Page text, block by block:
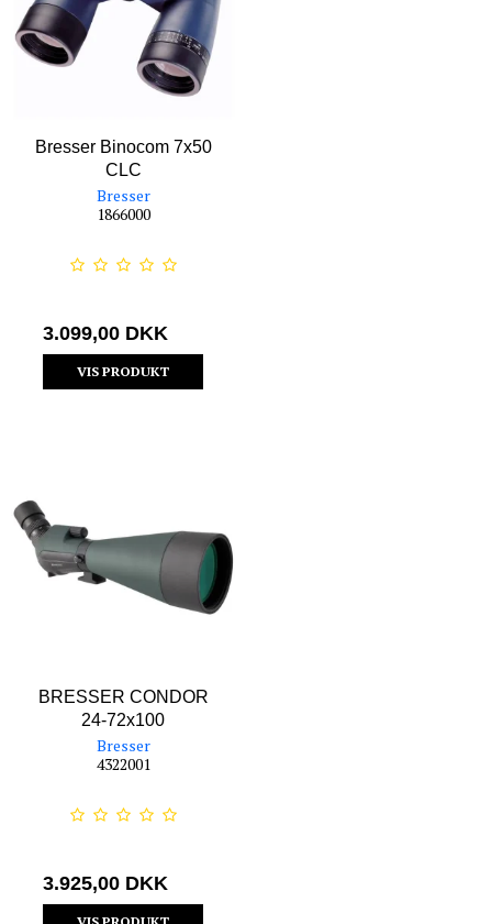
Bresser Binocom 7x50
CLC
Bresser
1866000
3.099,00 DKK
VIS PRODUKT
BRESSER CONDOR
24-72x100
Bresser
4322001
3.925,00 DKK